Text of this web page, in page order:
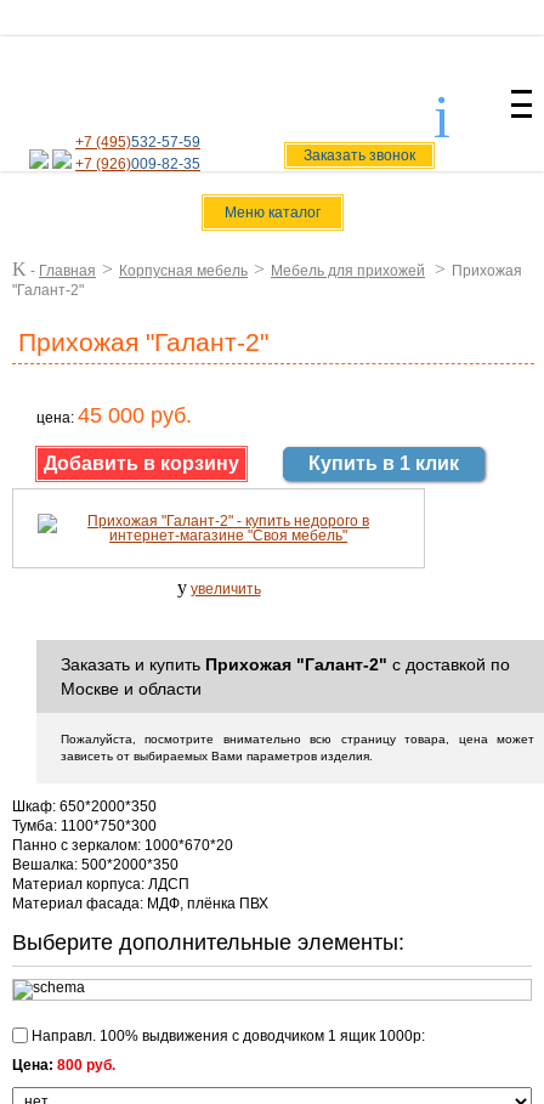
+7 (495)532-57-59
+7 (926)009-82-35 Заказать звонок
i
Меню каталог
K - Главная > Корпусная мебель > Мебель для прихожей > Прихожая
"Галант-2"
Прихожая "Галант-2"
цена: 45 000 руб.
Купить в 1 клик
y увеличить
Заказать и купить Прихожая "Галант-2" с доставкой по
Москве и области
Пожалуйста, посмотрите внимательно всю страницу товара, цена может
зависеть от выбираемых Вами параметров изделия.
Шкаф: 650*2000*350
Тумба: 1100*750*300
Панно с зеркалом: 1000*670*20
Вешалка: 500*2000*350
Материал корпуса: ЛДСП
Материал фасада: МДФ, плёнка ПВХ
Выберите дополнительные элементы:
Направл. 100% выдвижения с доводчиком 1 ящик 1000р:
Цена: 800 руб.